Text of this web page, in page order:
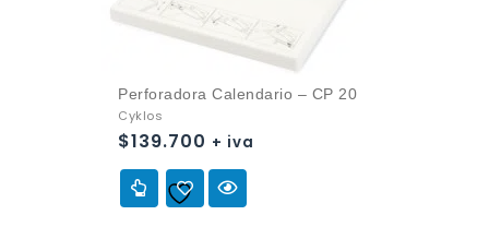
Perforadora Calendario – CP 20
Cyklos
$139.700 + iva